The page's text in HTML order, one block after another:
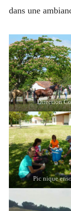
dans une
Direction
Pic nique